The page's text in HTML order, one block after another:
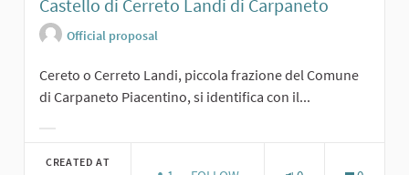
Castello di Cerreto Landi di Carpaneto
Official proposal
Cereto o Cerreto Landi, piccola frazione del Comune
di Carpaneto Piacentino, si identifica con il...
CREATED AT